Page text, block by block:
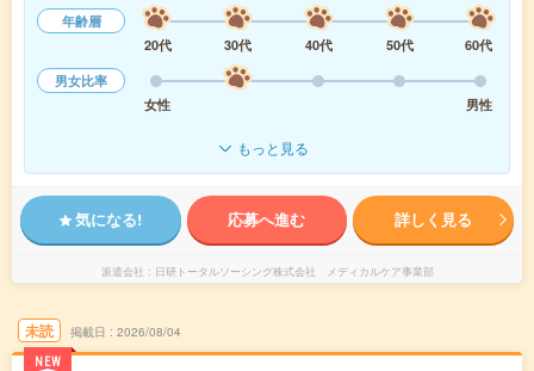
年齢層
20代
30代 40代 50代
60代
男女比率
女性
男性
もっと見る
気になる! 応募へ進む 詳しく見る
派遣会社 日研トータルソーシング株式会社 メディカルケア事業部
未読
NEW
掲載日 2026/08/04